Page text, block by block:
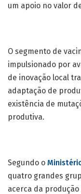
um apoio no valor
O segmento de
impulsionado por
de inovação local
adaptação de
existência de
produtiva.
Segundo o
quatro grandes
acerca da produção